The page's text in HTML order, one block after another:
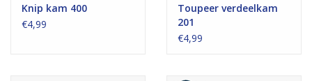
Knip kam 400
€4,99
Toupeer verdeelkam
201
€4,99